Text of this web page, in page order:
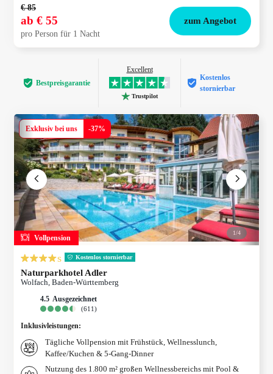
€ 85
ab € 55
pro Person für 1 Nacht
zum Angebot
Bestpreis­garantie
Excellent
Trustpilot
Kostenlos
stornierbar
Vollpension
Exklusiv bei uns -37%
1/4
s Kostenlos stornierbar
Naturparkhotel Adler
Wolfach, Baden-Württemberg
4.5 ausgezeichnet
(611)
Inklusivleistungen:
Tägliche Vollpension mit Frühstück, Wellnesslunch,
Kaffee/Kuchen & 5-Gang-Dinner
Nutzung des 1.800 m² großen Wellnessbereichs mit Pool &